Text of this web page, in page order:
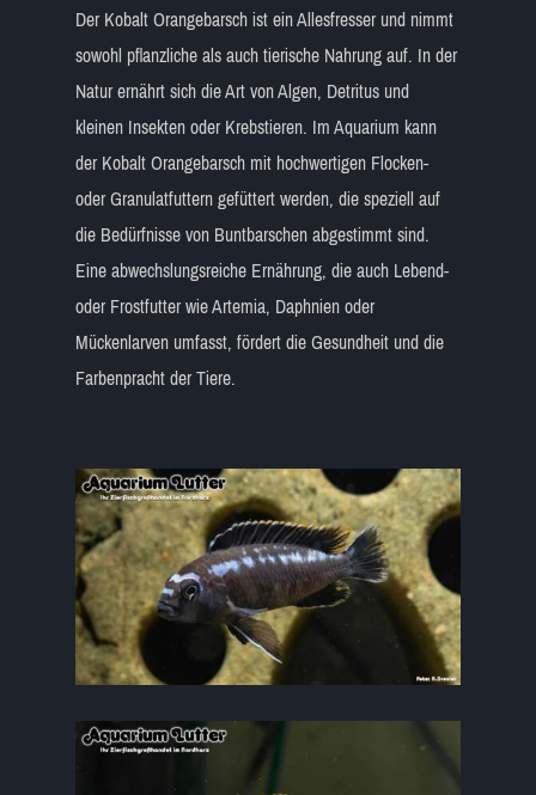
Der Kobalt Orangebarsch ist ein Allesfresser und nimmt
sowohl pflanzliche als auch tierische Nahrung auf. In der
Natur ernährt sich die Art von Algen, Detritus und
kleinen Insekten oder Krebstieren. Im Aquarium kann
der Kobalt Orangebarsch mit hochwertigen Flocken-
oder Granulatfuttern gefüttert werden, die speziell auf
die Bedürfnisse von Buntbarschen abgestimmt sind.
Eine abwechslungsreiche Ernährung, die auch Lebend-
oder Frostfutter wie Artemia, Daphnien oder
Mückenlarven umfasst, fördert die Gesundheit und die
Farbenpracht der Tiere.